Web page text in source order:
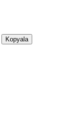
Kopyala